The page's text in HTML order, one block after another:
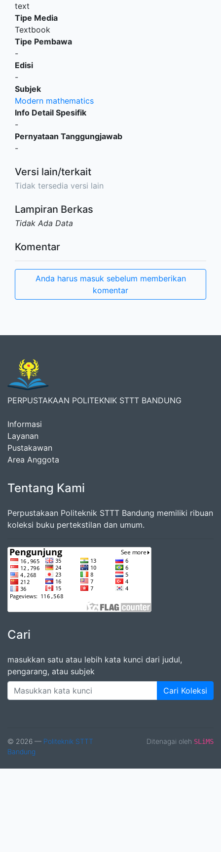
text
Tipe Media
Textbook
Tipe Pembawa
-
Edisi
-
Subjek
Modern mathematics
Info Detail Spesifik
-
Pernyataan Tanggungjawab
-
Versi lain/terkait
Tidak tersedia versi lain
Lampiran Berkas
Tidak Ada Data
Komentar
Anda harus masuk sebelum memberikan
komentar
PERPUSTAKAAN POLITEKNIK STTT BANDUNG
Informasi
Layanan
Pustakawan
Area Anggota
Tentang Kami
Perpustakaan Politeknik STTT Bandung memiliki ribuan
koleksi buku pertekstilan dan umum.
Cari
masukkan satu atau lebih kata kunci dari judul,
pengarang, atau subjek
Cari Koleksi
© 2026 — Politeknik STTT
Bandung
Ditenagai oleh SLiMS